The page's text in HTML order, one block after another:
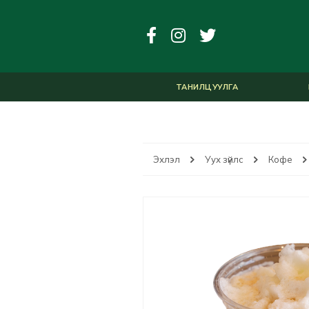
ТАНИЛЦУУЛГА
Эхлэл Уух зүйлс Кофе